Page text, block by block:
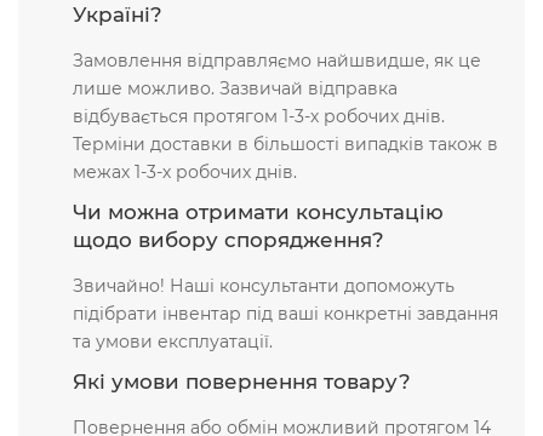
Україні?
Замовлення відправляємо найшвидше, як це
лише можливо. Зазвичай відправка
відбувається протягом 1-3-х робочих днів.
Терміни доставки в більшості випадків також в
межах 1-3-х робочих днів.
Чи можна отримати консультацію
щодо вибору спорядження?
Звичайно! Наші консультанти допоможуть
підібрати інвентар під ваші конкретні завдання
та умови експлуатації.
Які умови повернення товару?
Повернення або обмін можливий протягом 14